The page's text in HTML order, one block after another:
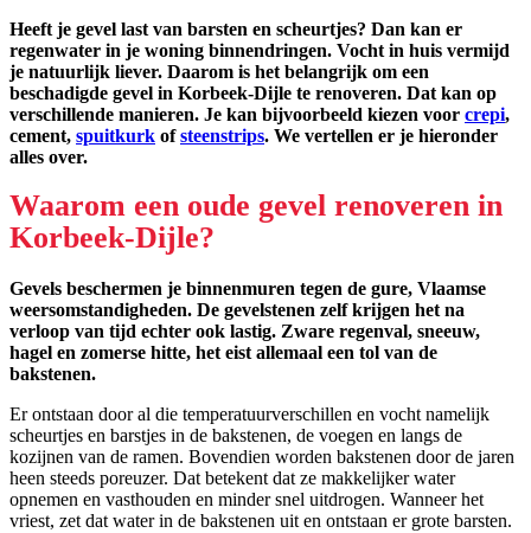
Heeft je gevel last van barsten en scheurtjes? Dan kan er
regenwater in je woning binnendringen. Vocht in huis vermijd
je natuurlijk liever. Daarom is het belangrijk om een
beschadigde gevel in Korbeek-Dijle te renoveren. Dat kan op
verschillende manieren. Je kan bijvoorbeeld kiezen voor crepi,
cement, spuitkurk ofsteenstrips. We vertellen er je hieronder
alles over.
Waarom een oude gevel renoveren in
Korbeek-Dijle?
Gevels beschermen je binnenmuren tegen de gure, Vlaamse
weersomstandigheden. De gevelstenen zelf krijgen het na
verloop van tijd echter ook lastig. Zware regenval, sneeuw,
hagel en zomerse hitte, het eist allemaal een tol van de
bakstenen.
Er ontstaan door al die temperatuurverschillen en vocht namelijk
scheurtjes en barstjes in de bakstenen, de voegen en langs de
kozijnen van de ramen. Bovendien worden bakstenen door de jaren
heen steeds poreuzer. Dat betekent dat ze makkelijker water
opnemen en vasthouden en minder snel uitdrogen. Wanneer het
vriest, zet dat water in de bakstenen uit en ontstaan er grote barsten.